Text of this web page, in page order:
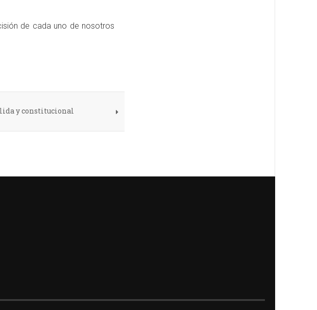
de cada uno de nosotros
y constitucional